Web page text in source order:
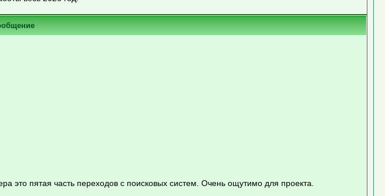
это пятая часть переходов с поисковых систем. Очень ощутимо для проекта.